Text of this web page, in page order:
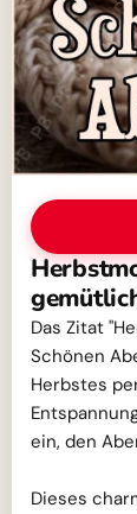
Das Zitat
Schönen
Herbstes
ein, den
Dieses